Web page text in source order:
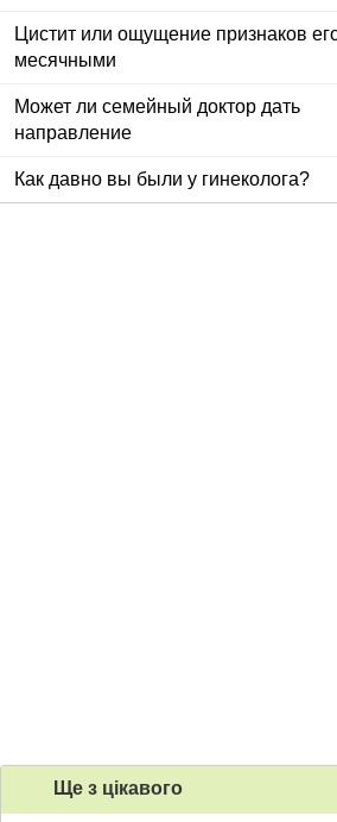
Цистит или ощущение признаков
месячными
Может ли семейный доктор дать
направление
Как давно вы были у гинеколога?
Ще з цiкавого